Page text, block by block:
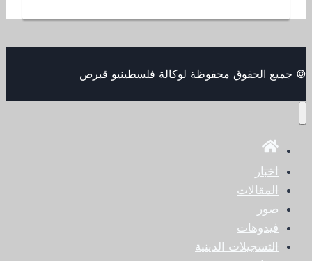
© جميع الحقوق محفوظة لوكالة فلسطينيو قبرص
اخبار
المقالات
صور
فيدوهات
التسجيلات الدينية